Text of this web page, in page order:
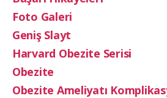
Foto Galeri
Geniş Slayt
Harvard Obezite Serisi
Obezite
Obezite Ameliyatı